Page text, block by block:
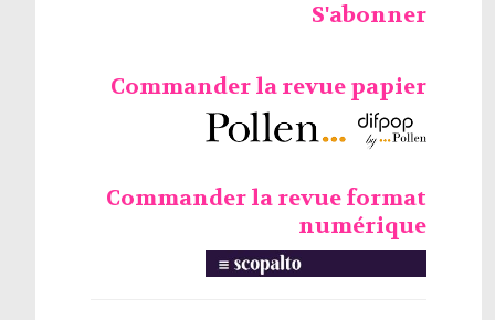
S'abonner
Commander la revue papier
Commander la revue format
numérique